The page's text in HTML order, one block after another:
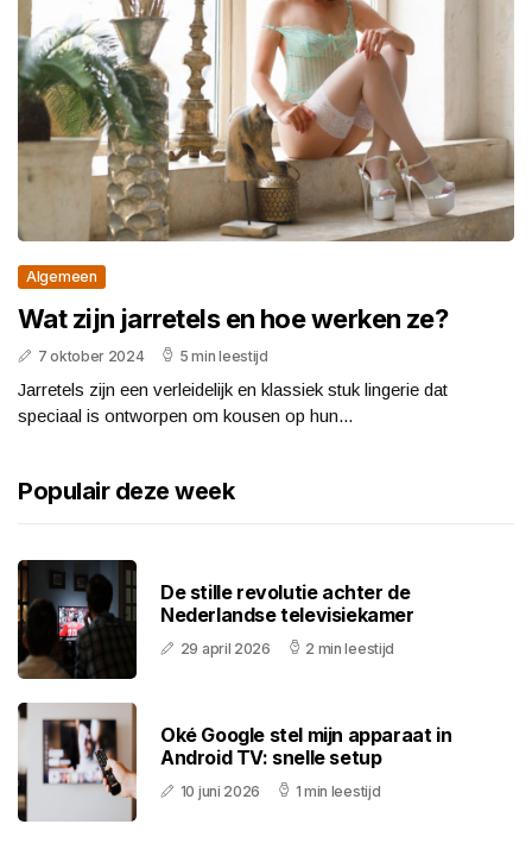
Algemeen
Wat zijn jarretels en hoe werken ze?
7 oktober 2024 5 min leestijd
Jarretels zijn een verleidelijk en klassiek stuk lingerie dat
speciaal is ontworpen om kousen op hun...
Populair deze week
De stille revolutie achter de
Nederlandse televisiekamer
29 april 2026 2 min leestijd
Oké Google stel mijn apparaat in
Android TV: snelle setup
10 juni 2026 1 min leestijd